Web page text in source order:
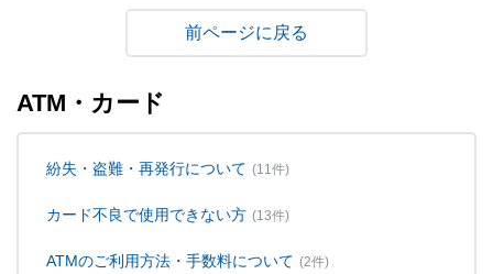
戻る
ATM・カード
紛失・盗難・再発行について (11件)
カード不良で使用できない方 (13件)
ATMのご利用方法・手数料について (2件)